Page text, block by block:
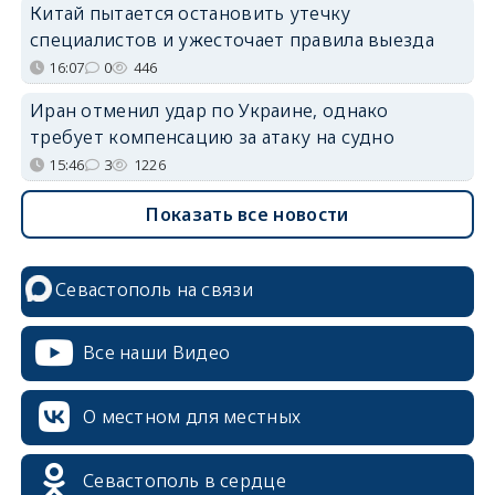
Китай пытается остановить утечку
специалистов и ужесточает правила выезда
16:07 0 446
Иран отменил удар по Украине, однако
требует компенсацию за атаку на судно
15:46 3 1226
Показать все новости
Севастополь на связи
Все наши Видео
О местном для местных
Севастополь в сердце